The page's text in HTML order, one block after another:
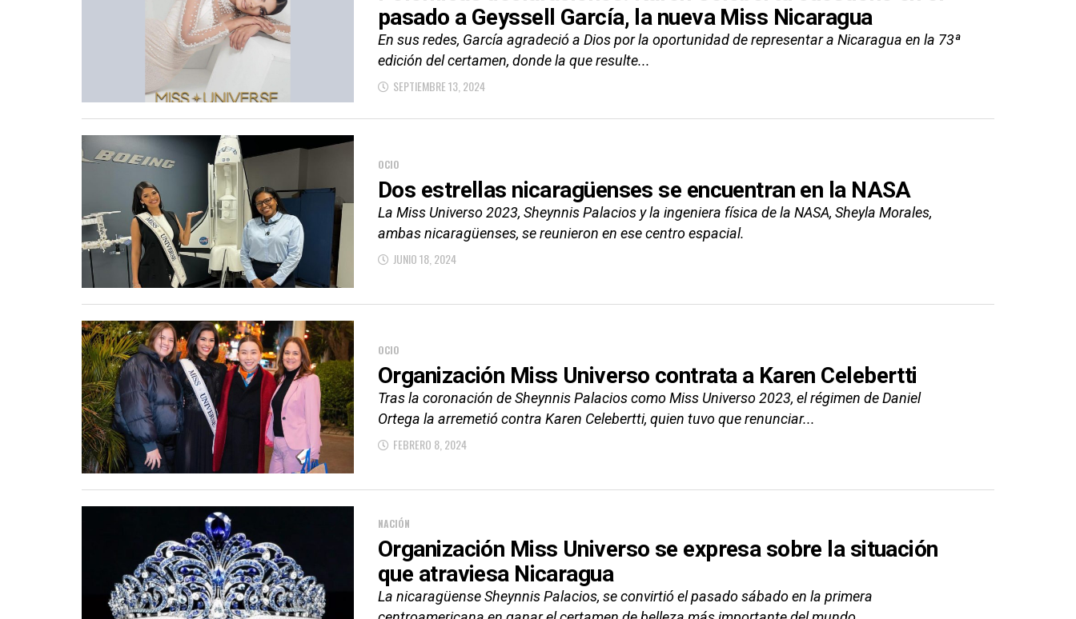
pasado a Geyssell García, la nueva Miss Nicaragua
En sus redes, García agradeció a Dios por la oportunidad de representar a Nicaragua en la 73ª
edición del certamen, donde la que resulte...
SEPTIEMBRE 13, 2024
OCIO
Dos estrellas nicaragüenses se encuentran en la NASA
La Miss Universo 2023, Sheynnis Palacios y la ingeniera física de la NASA, Sheyla Morales,
ambas nicaragüenses, se reunieron en ese centro espacial.
JUNIO 18, 2024
OCIO
Organización Miss Universo contrata a Karen Celebertti
Tras la coronación de Sheynnis Palacios como Miss Universo 2023, el régimen de Daniel
Ortega la arremetió contra Karen Celebertti, quien tuvo que renunciar...
FEBRERO 8, 2024
NACIÓN
Organización Miss Universo se expresa sobre la situación
que atraviesa Nicaragua
La nicaragüense Sheynnis Palacios, se convirtió el pasado sábado en la primera